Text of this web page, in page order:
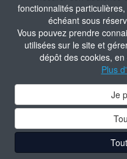
fonctionnalités
échéant sous
Vous pouvez prendre
utilisées sur le site et
dépôt des cookies,
Plus
Je